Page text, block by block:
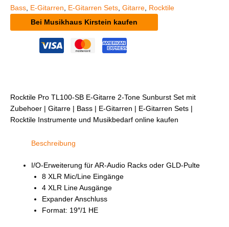
Bass E-Gitarren E-Gitarren Sets Gitarre Rocktile
Bei Musikhaus Kirstein kaufen
Rocktile Pro TL100-SB E-Gitarre 2-Tone Sunburst Set mit
Zubehoer | Gitarre | Bass | E-Gitarren | E-Gitarren Sets |
Rocktile Instrumente und Musikbedarf online kaufen
Beschreibung
I/O-Erweiterung für AR-Audio Racks oder GLD-Pulte
8 XLR Mic/Line Eingänge
4 XLR Line Ausgänge
Expander Anschluss
Format: 19″/1 HE